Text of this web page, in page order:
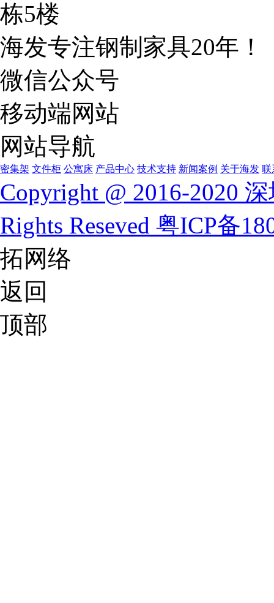
栋5楼
海发专注钢制家具20年！
微信公众号
移动端网站
网站导航
密集架 文件柜 公寓床 产品中心 技术支持 新闻案例 关于海发 联
Copyright @ 2016-2020
Rights Reseved 粤ICP备
拓网络
返回
顶部